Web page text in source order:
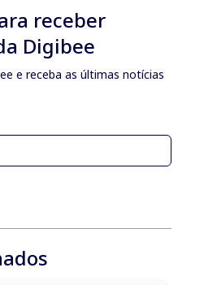
receber
Digibee
e receba as últimas notícias